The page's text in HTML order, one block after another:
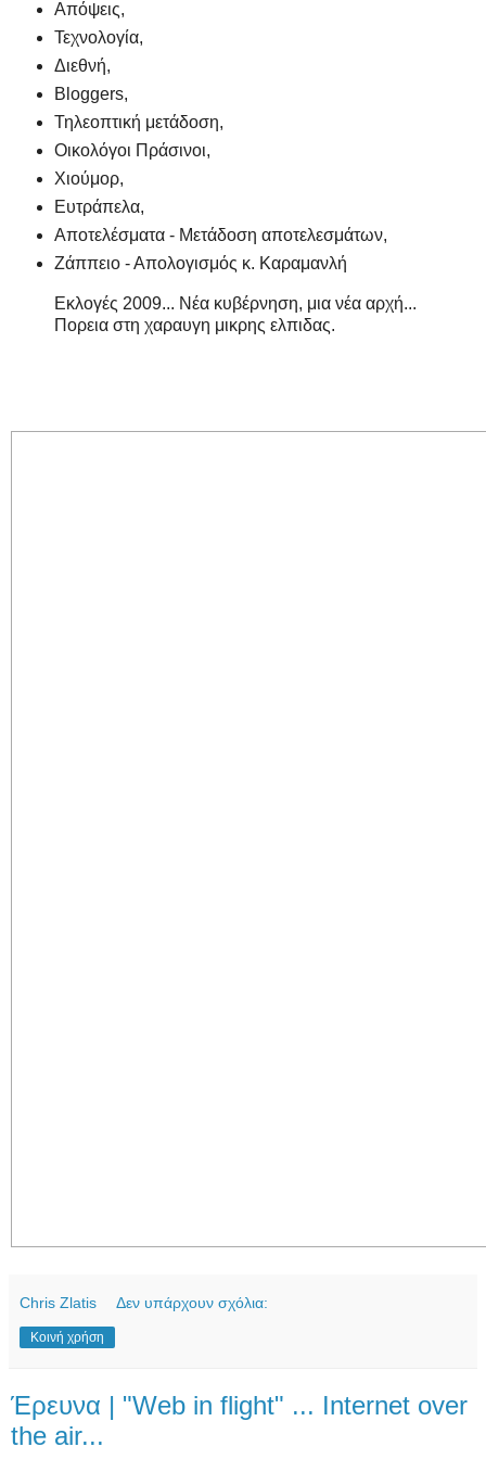
Απόψεις,
Τεχνολογία,
Διεθνή,
Bloggers,
Τηλεοπτική μετάδοση,
Οικολόγοι Πράσινοι,
Χιούμορ,
Ευτράπελα,
Αποτελέσματα - Μετάδοση αποτελεσμάτων,
Ζάππειο - Απολογισμός κ. Καραμανλή
Εκλογές 2009... Νέα κυβέρνηση, μια νέα αρχή...
Πορεια στη χαραυγη μικρης ελπιδας.
Chris Zlatis Δεν υπάρχουν σχόλια:
Κοινή χρήση
Έρευνα | "Web in flight" ... Internet over
the air...